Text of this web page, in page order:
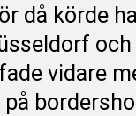
då körde
vidare
på